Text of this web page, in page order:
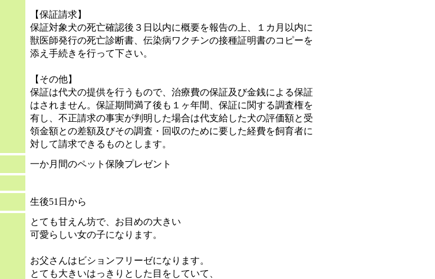
【保証請求】
保証対象犬の死亡確認後３日以内に概要を報告の上、１カ月以内に
獣医師発行の死亡診断書、伝染病ワクチンの接種証明書のコピーを
添え手続きを行って下さい。
【その他】
保証は代犬の提供を行うもので、治療費の保証及び金銭による保証
はされません。保証期間満了後も１ヶ年間、保証に関する調査権を
有し、不正請求の事実が判明した場合は代支給した犬の評価額と受
領金額との差額及びその調査・回収のために要した経費を飼育者に
対して請求できるものとします。
一か月間のペット保険プレゼント
生後51日から
とても甘えん坊で、お目めの大きい
可愛らしい女の子になります。
お父さんはビションフリーゼになります。
とても大きいはっきりとした目をしていて、